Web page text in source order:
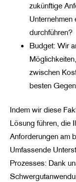
zukünftige
durchführen?
Budget: Wir
zwischen
besten
Indem wir diese
Lösung führen, die
Anforderungen am
Umfassende
Prozesses: Dank